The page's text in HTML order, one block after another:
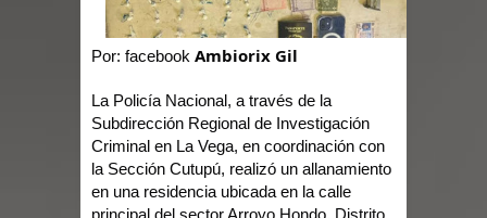
Por: facebook Ambiorix Gil
La Policía Nacional, a través de la
Subdirección Regional de Investigación
Criminal en La Vega, en coordinación con
la Sección Cutupú, realizó un allanamiento
en una residencia ubicada en la calle
principal del sector Arroyo Hondo, Distrito